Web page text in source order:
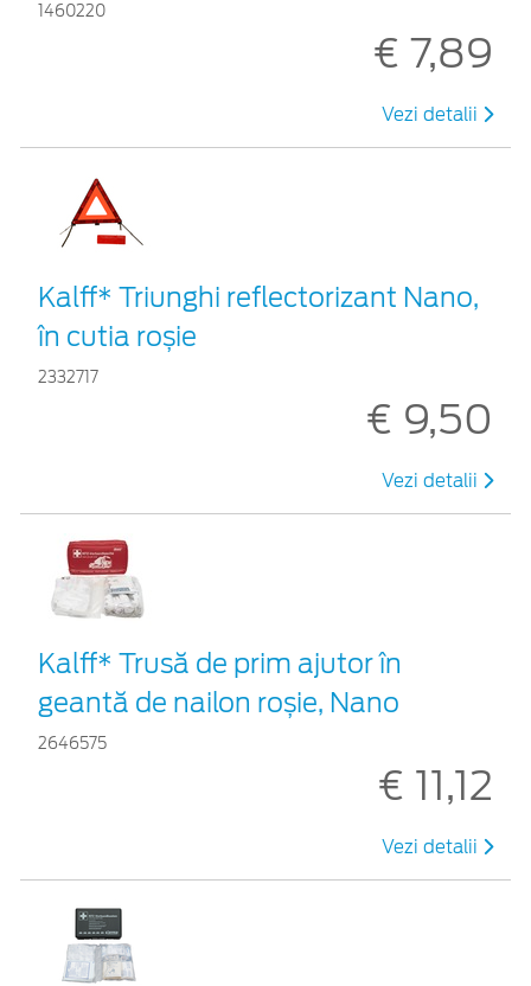
1460220
€ 7,89
Vezi detalii
Kalff* Triunghi reflectorizant Nano,
în cutia roșie
2332717
€ 9,50
Vezi detalii
Kalff* Trusă de prim ajutor în
geantă de nailon roșie, Nano
2646575
€ 11,12
Vezi detalii